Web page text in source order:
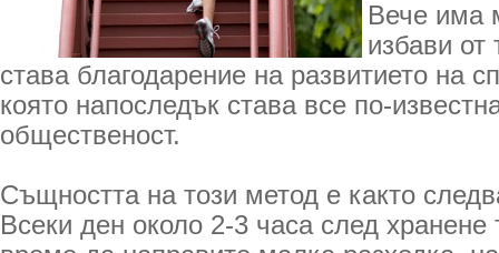
Вече има
избави от
става благодарение на развитието на
която напоследък става все по-
общественост.
Същността на този метод е както
Всеки ден около 2-3 часа след